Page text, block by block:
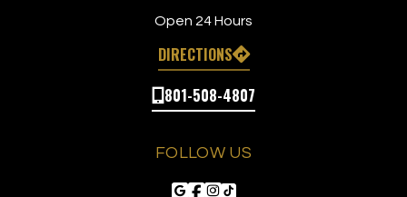
Open 24 Hours
DIRECTIONS
801-508-4807
FOLLOW US